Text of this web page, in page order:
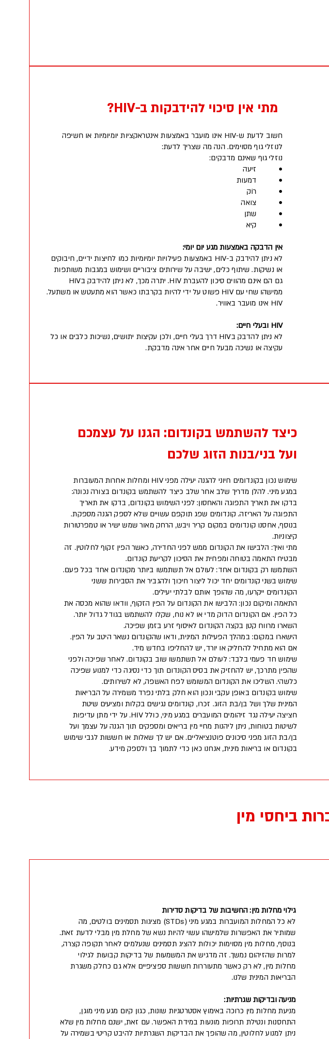
מתי אין סיכוי להידבקות ב-HIV?
חשוב לדעת ש-HIV אינו מועבר באמצעות אינטראקציות יומיומיות או חשיפה
לנוזלי גוף מסוימים. הנה מה שצריך לדעת:
נוזלי גוף שאינם מדבקים:
• זיעה
• דמעות
• רוֹק
• צואה
• שתן
• קיא
אין הדבקה באמצעות מגע יום יומי:
לא ניתן להידבק ב-HIV באמצעות פעילויות יומיומיות כמו לחיצות ידיים, חיבוקים
או נשיקות. שיתוף כלים, ישיבה על שירותים ציבוריים ושימוש במגבות משותפות
גם הם אינם מהווים סיכון להעברת HIV. יתרה מכך, לא ניתן להידבק בHIV
ממישהו שחי עם HIV פשוט על ידי להיות בקרבתו כאשר הוא מתעטש או משתעל.
HIV אינו מועבר באוויר.
HIV ובעלי חיים:
לא ניתן להדבק בHIV דרך בעלי חיים, ולכן עקיצות יתושים, נשיכות כלבים או כל
עקיצה או נשיכה מבעל חיים אחר אינה מדבקת.
כיצד להשתמש בקונדום: הגנו על עצמכם
ועל בני/בנות הזוג שלכם
שימוש נכון בקונדומים חיוני להגנה יעילה מפני HIV ומחלות אחרות המעוברות
במגע מיני. להלן מדריך שלב אחר שלב כיצד להשתמש בקונדום בצורה נכונה:
בדקו את תאריך התפוגה והאחסון: לפני השימוש בקונדום, בדקו את תאריך
התפוגה על האריזה. קונדומים שפג תוקפם עשויים שלא לספק הגנה מספקת.
בנוסף, אחסנו קונדומים במקום קריר ויבש, הרחק מאור שמש ישיר או טמפרטורות
קיצוניות.
מתי ואיך: הלבישו את הקונדום ממש לפני החדירה, כאשר הפין זקוף לחלוטין. זה
מבטיח התאמה בטוחה ומפחית את הסיכון לקריעת קונדום.
השתמשו רק בקונדום אחד: לעולם אל תשתמשו ביותר מקונדום אחד בכל פעם.
שימוש בשני קונדומים יחד יכול ליצור חיכוך ולהגביר את הסבירות ששני
הקונדומים ייקרעו, מה שהופך אותם לבלתי יעילים.
התאמה ומיקום נכון: הלבישו את הקונדום על הפין הזקוף, וודאו שהוא מכסה את
כל הפין. אם הקונדום הדוק מדי או לא נוח, שקלו להשתמש בגודל גדול יותר.
השארו מרווח קטן בקצה הקונדום לאיסוף זרע בזמן שפיכה.
הישארו במקום: במהלך הפעילות המינית, ודאו שהקונדום נשאר היטב על הפין.
אם הוא מתחיל להחליק או יורד, יש להחליפו בחדש מיד.
שימוש חד פעמי בלבד: לעולם אל תשתמשו שוב בקונדום. לאחר שפיכה ולפני
שהפין מתרכך, יש להחזיק את בסיס הקונדום תוך כדי נסיגה כדי למנוע שפיכה
כלשהי. השליכו את הקונדום המשומש לפח האשפה, לא לשירותים.
שימוש בקונדום באופן עקבי ונכון הוא חלק בלתי נפרד משמירה על הבריאות
המינית שלך ושל בן/בת הזוג. זכרו, קונדומים נגישים בקלות ומציעים שיטת
חציצה יעילה נגד זיהומים המועברים במגע מיני, כולל HIV. על ידי מתן עדיפות
לשיטות בטוחות, ניתן ליהנות מחיי מין בריאים ומספקים תוך הגנה על עצמך ועל
בן/בת הזוג מפני סיכונים פוטנציאליים. אם יש לך שאלות או חששות לגבי שימוש
בקונדום או בריאות מינית, אנחנו כאן כדי לתמוך בך ולספק מידע.
ביחסי מין
גילוי מחלות מין: החשיבות של בדיקות סדירות
לא כל המחלות המועברות במגע מיני (STDs) מציגות תסמינים בולטים, מה
שמותיר את האפשרות שלמישהו עשוי להיות נשא של מחלת מין מבלי לדעת זאת.
בנוסף, מחלות מין מסוימות יכולות להציג תסמינים שנעלמים לאחר תקופה קצרה,
למרות שהזיהום נמשך. זה מדגיש את המשמעות של בדיקות קבועות לגילוי
מחלות מין, לא רק כאשר מתעוררות חששות ספציפיים אלא גם כחלק משגרת
הבריאות המינית שלנו.
מניעה ובדיקות שגרתיות:
מניעת מחלות מין כרוכה באימוץ אסטרטגיות שונות, כגון קיום מגע מיני מוגן,
התחסנות ונטילת תרופות מונעות במידת האפשר. עם זאת, ישנם מחלות מין שלא
ניתן למנוע לחלוטין, מה שהופך את הבדיקות השגרתיות להיבט קריטי בשמירה על